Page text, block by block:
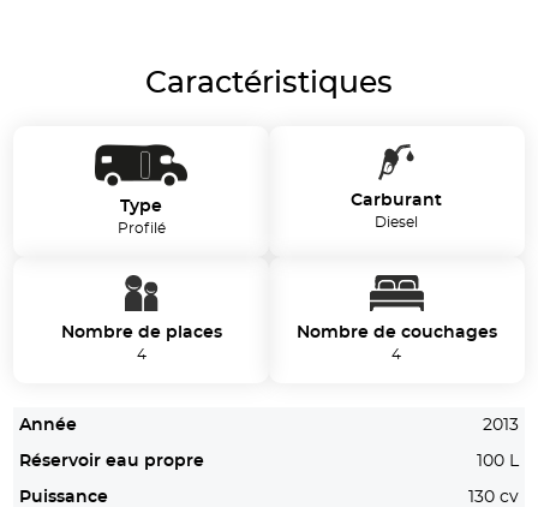
Caractéristiques
Type
Profilé
Carburant
Diesel
Nombre de places
4
Nombre de couchages
4
Année 2013
Réservoir eau propre 100 L
Puissance 130 cv